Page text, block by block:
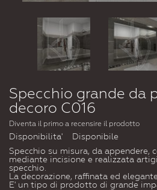
Specchio grande da
decoro C016
Diventa il primo a recensire il prodotto
Disponibilita'
Disponibile
Specchio su misura, da appendere,
mediante incisione e realizzata
specchio.
La decorazione, raffinata ed
E' un tipo di prodotto di grande